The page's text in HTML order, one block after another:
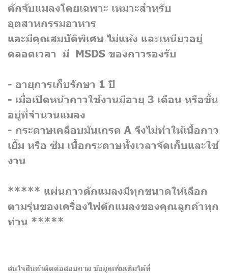
ดักจับแมลงโดยเฉพาะ เหมาะสำหรับ
อุตสาหกรรมอาหาร
และมีคุณสมบัติพิเศษ ไม่แห้ง และเหนียวอยู่
ตลอดเวลา มี MSDS ของกาวรองรับ
- อายุการเก็บรักษา 1 ปี
- เมื่อเปิดหน้ากาวใช้งานมีอายุ 3 เดือน หรือขึ้น
อยู่ที่จำนวนแมลง
- กระดาษเคลือบมันเกรด A จึงไม่ทำให้เนื้อกาว
เยิ้ม หรือ ซึม เนื้อกระดาษทั้งเวลาจัดเก็บและใช้
งาน
***** แผ่นกาวดักแมลงมีทุกขนาดให้เลือก
ตามรุ่นของเครื่องไฟดักแมลงของคุณลูกค้าทุก
ท่าน *****
สนใจสินค้าติดต่อสอบถาม ข้อมูลเพิ่มเติมได้ที่